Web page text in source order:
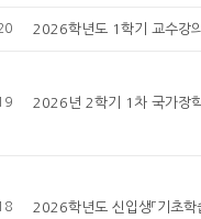
2026학년도 1학기 교수강
2026년 2학기 1차 국가장
2026학년도 신입생「기초학